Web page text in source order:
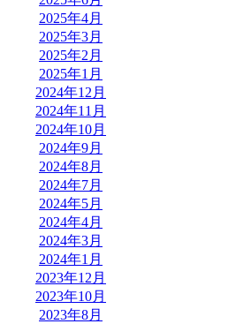
2025年4月
2025年3月
2025年2月
2025年1月
2024年12月
2024年11月
2024年10月
2024年9月
2024年8月
2024年7月
2024年5月
2024年4月
2024年3月
2024年1月
2023年12月
2023年10月
2023年8月